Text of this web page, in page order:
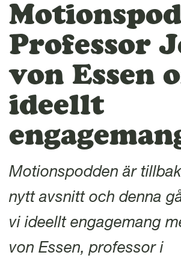
Professor
von Essen
ideellt
Motionspodden är
nytt avsnitt och denna
vi ideellt engagemang
von Essen, professor i